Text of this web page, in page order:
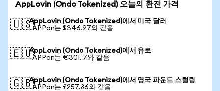
AppLovin (Ondo Tokenized) 오늘의 환전 가격
🇺🇸AppLovin (Ondo Tokenized)에서 미국 달러
1 APPon는 $346.97와 같음
🇪🇺AppLovin (Ondo Tokenized)에서 유로
1 APPon는 €301.17와 같음
🇬🇧AppLovin (Ondo Tokenized)에서 영국 파운드 스털링
1 APPon는 £257.86와 같음